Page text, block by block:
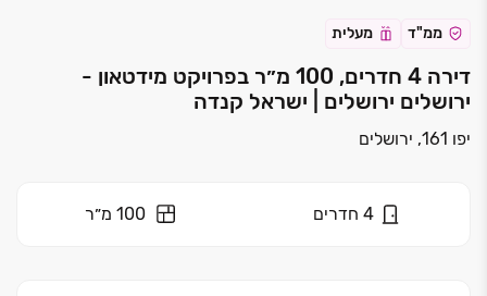
ממ"ד מעלית
דירה 4 חדרים, 100 מ״ר בפרויקט מידטאון -
ירושלים ירושלים | ישראל קנדה
יפו 161, ירושלים
4 חדרים 100 מ״ר